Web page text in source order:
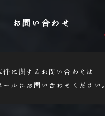
お問い合わせ
件に関するお問い合わせは
ールにお問い合わせください。